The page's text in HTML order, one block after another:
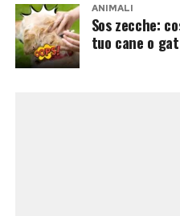
meno conosciuta dal
debuttare davanti a
dinamica perfetta per
ANIMALI
Sos zecche:
tuo cane o